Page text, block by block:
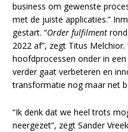
business om gewenste
met de juiste applicaties.”
gestart. “Order fulfilment
2022 af”, zegt Titus
hoofdprocessen onder in
verder gaat verbeteren en
transformatie nog maar net
“Ik denk dat we heel trots
neergezet”, zegt Sander